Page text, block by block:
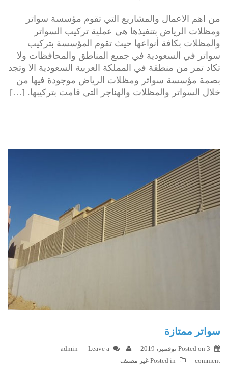
من اهم الاعمال والمشاريع التي تقوم مؤسسة سواتر
ومظلات الرياض بتنفيذها هي عملية تركيب السواتر
والمظلات بكافة أنواعها حيث تقوم المؤسسة بتركيب
سواتر في السعودية في جميع المناطق والمحافظات ولا
تكاد تمر من منطقة في المملكة العربية السعودية الا وتجد
بصمة مؤسسة سواتر ومظلات الرياض موجودة فيها من
خلال السواتر والمظلات والهناجر التي قامت بتركيبها. […]
سواتر ممتازة
Posted on 3 نوفمبر، 2019 admin
Leave a
comment
Posted in غير مصنف